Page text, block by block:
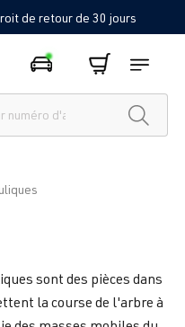
de retour de 30 jours
sont des pièces dans
la course de l'arbre à